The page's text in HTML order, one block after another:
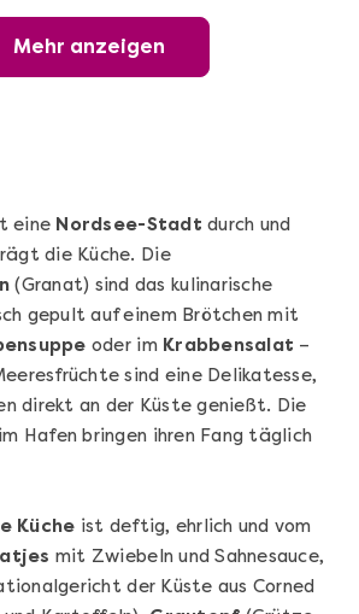
Weinabend
Mehr anzeigen
Kurs Bonn
Mehr anzeigen
eine Nordsee-Stadt durch und
die Küche. Die
(Granat) sind das kulinarische
gepult auf einem Brötchen mit
oder im Krabbensalat –
sind eine Delikatesse,
direkt an der Küste genießt. Die
im Hafen bringen ihren Fang täglich
Küche ist deftig, ehrlich und vom
mit Zwiebeln und Sahnesauce,
der Küste aus Corned